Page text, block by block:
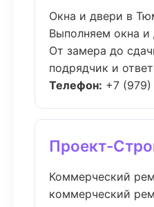
Окна и двери в
Выполняем окна
От замера до
подрядчик и
Телефон: +7 (979)
Проект-
Коммерческий
коммерческий